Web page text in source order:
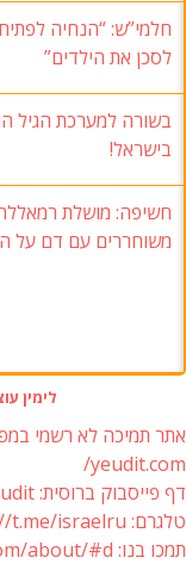
חלמי”ש: “הנחיה
לסכן את הילדים”
בשורה למערכת הגיל
בישראל!
חשיפה: מושלת
משוחררים עם דם על
לימין
yeudit.com/
דף פייסבוק ברוסית: https://www.facebook.com/ozmayeudit/
טלגרם: https://t.me/israelblogru , https://t.me/israelru
תמכו בנו: https://ozma-yeudit.com/about/#d